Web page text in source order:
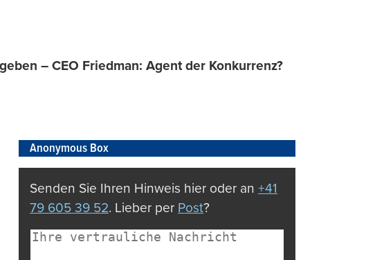
– CEO Friedman: Agent der Konkurrenz?
Anonymous Box
Senden Sie Ihren Hinweis hier oder an +41
79 605 39 52. Lieber per Post?